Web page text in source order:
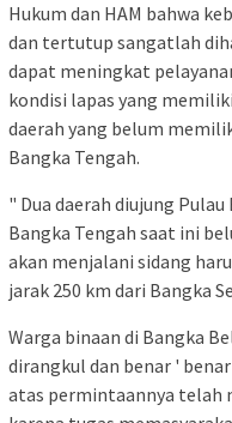
Hukum dan HAM bahwa
dan tertutup sangatlah
dapat meningkat
kondisi lapas yang
daerah yang belum
Bangka Tengah.
" Dua daerah diujung
Bangka Tengah saat ini
akan menjalani sidang
jarak 250 km dari Bangka
Warga binaan di Bangka
dirangkul dan benar '
atas permintaannya telah